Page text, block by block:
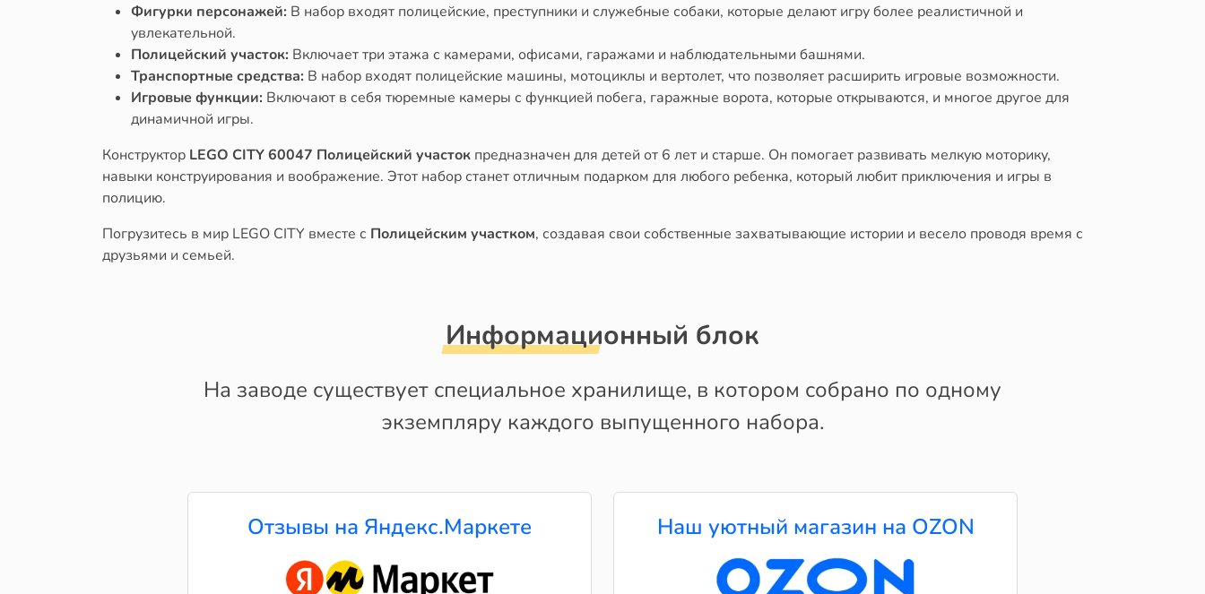
Фигурки персонажей: В набор входят полицейские, преступники и служебные собаки, которые делают игру более реалистичной и
увлекательной.
Полицейский участок: Включает три этажа с камерами, офисами, гаражами и наблюдательными башнями.
Транспортные средства: В набор входят полицейские машины, мотоциклы и вертолет, что позволяет расширить игровые возможности.
Игровые функции: Включают в себя тюремные камеры с функцией побега, гаражные ворота, которые открываются, и многое другое для
динамичной игры.
Конструктор LEGO CITY 60047 Полицейский участок предназначен для детей от 6 лет и старше. Он помогает развивать мелкую моторику,
навыки конструирования и воображение. Этот набор станет отличным подарком для любого ребенка, который любит приключения и игры в
полицию.
Погрузитесь в мир LEGO CITY вместе с Полицейским участком, создавая свои собственные захватывающие истории и весело проводя время с
друзьями и семьей.
Информационный блок
На заводе существует специальное хранилище, в котором собрано по одному
экземпляру каждого выпущенного набора.
Отзывы на Яндекс.Маркете Наш уютный магазин на OZON